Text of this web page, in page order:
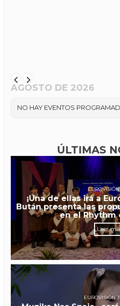
AGOSTO DE 2026
NO HAY EVENTOS
ÚLTIMAS
¡Una de ellas irá a
Bután presenta las
en el Rhythm
Leer
EUROVISIÓN